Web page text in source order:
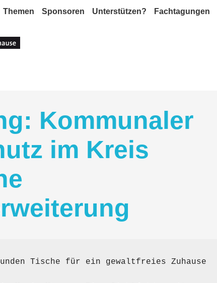
Themen Sponsoren Unterstützen? Fachtagungen
Kommunaler
im Kreis
Tische für ein gewaltfreies Zuhause